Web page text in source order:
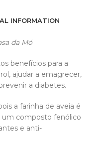
INFORMATION
da Mó
benefícios para a
ajudar a emagrecer,
a diabetes.
a farinha de aveia é
um composto fenólico
e anti-